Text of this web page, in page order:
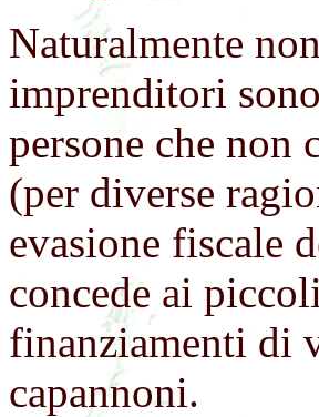
Naturalmente
imprenditori
persone che non
(per diverse
evasione fiscale
concede ai
finanziamenti di
capannoni.